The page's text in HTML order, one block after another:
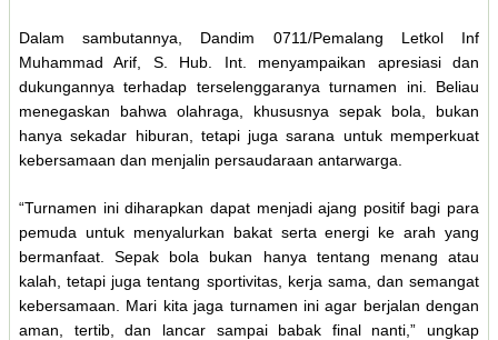
Dalam sambutannya, Dandim 0711/Pemalang Letkol Inf
Muhammad Arif, S. Hub. Int. menyampaikan apresiasi dan
dukungannya terhadap terselenggaranya turnamen ini. Beliau
menegaskan bahwa olahraga, khususnya sepak bola, bukan
hanya sekadar hiburan, tetapi juga sarana untuk memperkuat
kebersamaan dan menjalin persaudaraan antarwarga.
“Turnamen ini diharapkan dapat menjadi ajang positif bagi para
pemuda untuk menyalurkan bakat serta energi ke arah yang
bermanfaat. Sepak bola bukan hanya tentang menang atau
kalah, tetapi juga tentang sportivitas, kerja sama, dan semangat
kebersamaan. Mari kita jaga turnamen ini agar berjalan dengan
aman, tertib, dan lancar sampai babak final nanti,” ungkap